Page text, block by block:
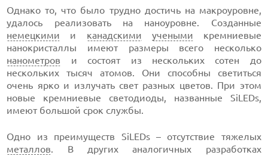
Однако то, что было трудно достичь на макроуровне,
удалось реализовать на наноуровне. Созданные
немецкими и канадскими учеными кремниевые
нанокристаллы имеют размеры всего несколько
нанометров и состоят из нескольких сотен до
нескольких тысяч атомов. Они способны светиться
очень ярко и излучать свет разных цветов. При этом
новые кремниевые светодиоды, названные SiLEDs,
имеют большой срок службы.
Одно из преимуществ SiLEDs – отсутствие тяжелых
металлов. В других аналогичных разработках